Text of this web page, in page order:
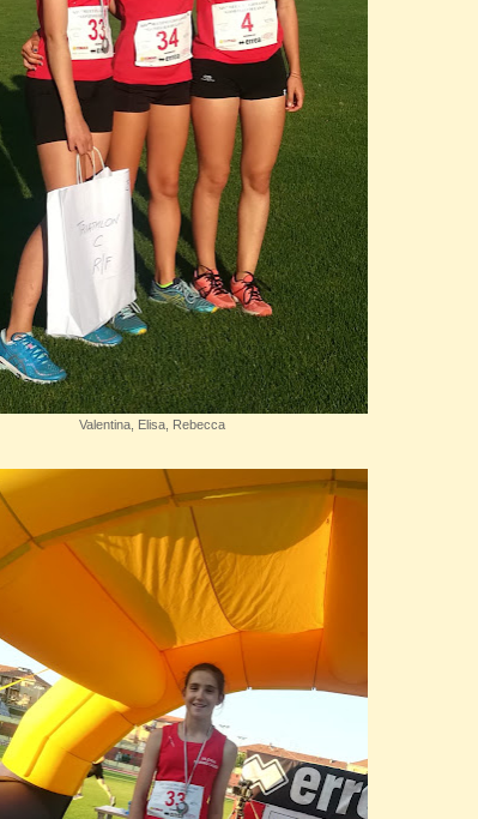
Valentina, Elisa, Rebecca